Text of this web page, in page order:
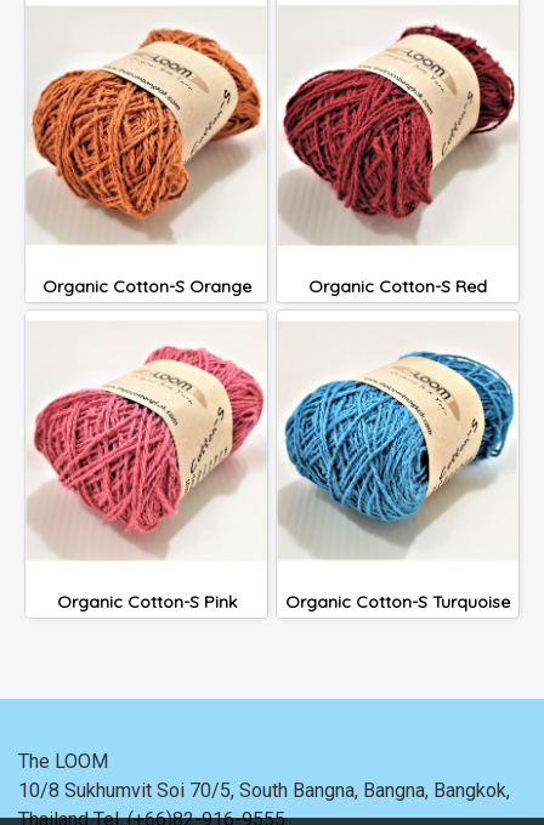
Organic Cotton-S Orange Organic Cotton-S Red
Organic Cotton-S Pink Organic Cotton-S Turquoise
The LOOM
10/8 Sukhumvit Soi 70/5, South Bangna, Bangna, Bangkok,
ThailandTel. (+66)82-916-9555